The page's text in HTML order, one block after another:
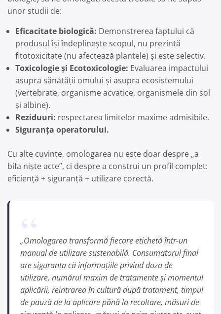
unor studii de:
Eficacitate biologică: Demonstrerea faptului că
produsul își îndeplinește scopul, nu prezintă
fitotoxicitate (nu afectează plantele) și este selectiv.
Toxicologie și Ecotoxicologie: Evaluarea impactului
asupra sănătății omului și asupra ecosistemului
(vertebrate, organisme acvatice, organismele din sol
și albine).
Reziduuri: respectarea limitelor maxime admisibile.
Siguranța operatorului.
Cu alte cuvinte, omologarea nu este doar despre „a
bifa niște acte”, ci despre a construi un profil complet:
eficiență + siguranță + utilizare corectă.
„Omologarea transformă fiecare etichetă într-un
manual de utilizare sustenabilă. Consumatorul final
are siguranța că informațiile privind doza de
utilizare, numărul maxim de tratamente și momentul
aplicării, reintrarea în cultură după tratament, timpul
de pauză de la aplicare până la recoltare, măsuri de